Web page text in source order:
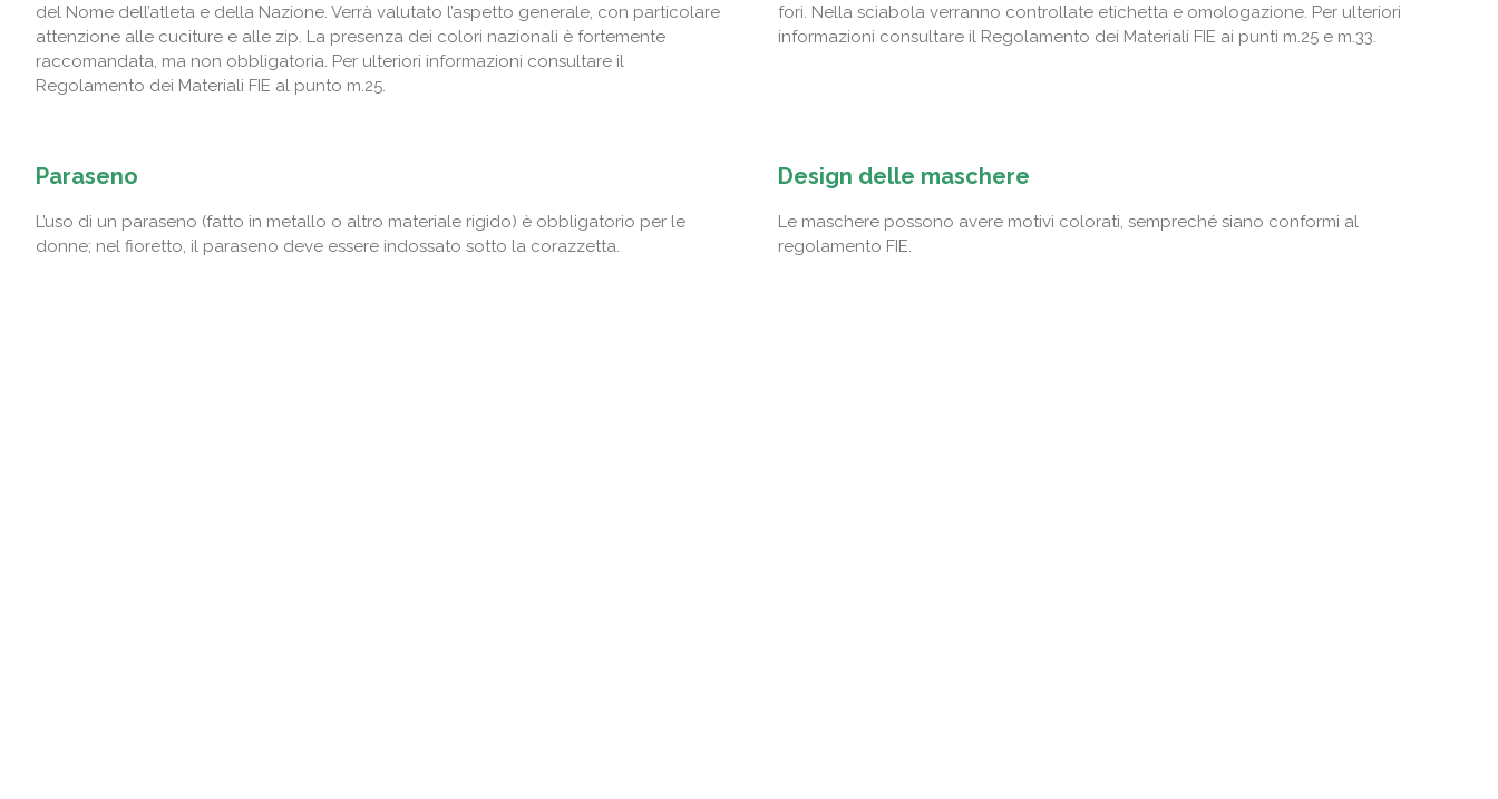
del Nome dell’atleta e della Nazione. Verrà valutato l’aspetto generale, con particolare
attenzione alle cuciture e alle zip. La presenza dei colori nazionali è fortemente
raccomandata, ma non obbligatoria. Per ulteriori informazioni consultare il
Regolamento dei Materiali FIE al punto m.25.
fori. Nella sciabola verranno controllate etichetta e omologazione. Per ulteriori
informazioni consultare il Regolamento dei Materiali FIE ai punti m.25 e m.33.
Paraseno
L’uso di un paraseno (fatto in metallo o altro materiale rigido) è obbligatorio per le
donne; nel fioretto, il paraseno deve essere indossato sotto la corazzetta.
Design delle maschere
Le maschere possono avere motivi colorati, sempreché siano conformi al
regolamento FIE.